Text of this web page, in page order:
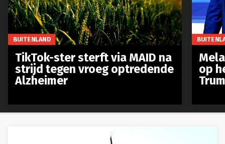
BUITENLAND
TikTok-ster sterft via MAID na
strijd tegen vroeg optredende
Alzheimer
op